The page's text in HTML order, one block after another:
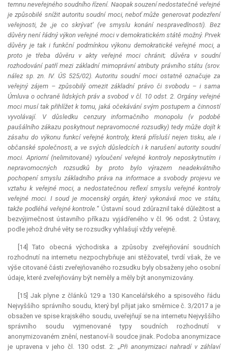
temnu neveřejného soudního řízení. Naopak souzení nedostatečně veřejné
je způsobilé snížit autoritu soudní moci, neboť může generovatpodezření
veřejnosti, že ‚je co skrývat‘ (ve smyslu konání nespravedlnosti). Bez
důvěry není řádný výkon veřejné moci v demokratickém státě možný. Prvek
důvěry je tak i funkční podmínkou výkonu demokratické veřejné moci, a
proto je třeba důvěru v akty veřejné moci chránit; důvěra v soudní
rozhodování patří mezi základní mimoprávní atributy právního státu (srov.
nález sp. zn. IV. ÚS 525/02). Autoritu soudní moci ostatně označuje za
veřejný zájem – způsobilý omezit základní právo či svobodu – i sama
Úmluva o ochraně lidských práv a svobod v čl. 10 odst. 2. Orgány veřejné
moci musí tak přihlížet k tomu, jaká očekávání svým postupem a činností
vyvolávají. V důsledku cenzury informačního monopolu (v podobě
paušálního zákazu poskytnout nepravomocné rozsudky) tedy může dojít k
zásahu do výkonu funkcí veřejné kontroly, která přísluší nejen tisku, ale i
občanské společnosti, a ve svých důsledcích i k narušení autority soudní
moci. Apriorní (nelimitované) vyloučení veřejné kontroly neposkytnutím i
nepravomocných rozsudků by proto bylo výrazem neadekvátního
pochopení smyslu základního práva na informace a svobody projevu ve
vztahu k veřejné moci, a nedostatečnou reflexí smyslu veřejné kontroly
veřejné moci. I soud je mocenský orgán, který vykonává moc ve státu,
takže podléhá veřejné kontrole.“ Ústavní soud zdůraznil také důležitost a
bezvýjimečnost ústavního příkazu vyjádřeného v čl. 96 odst. 2 Ústavy,
podle jehož druhé věty se rozsudky vyhlašují vždy veřejně.
[14] Tato obecná východiska a způsoby zveřejňování soudních
rozhodnutí na internetu nezpochybňuje ani stěžovatel, tvrdí však, že ve
výše citované části zveřejňovaného rozsudku byly obsaženy jeho osobní
údaje, které zveřejňovány být neměly a měly být anonymizovány.
[15] Jak plyne z článků 129 a 130 Kancelářského a spisového řádu
Nejvyššího správního soudu, který byl přijat jako směrnice č. 3/2017 a je
obsažen ve spise krajského soudu, uveřejňují se na internetu Nejvyššího
správního soudu vyjmenované typy soudních rozhodnutí v
anonymizovaném znění, nestanoví-li soudce jinak. Podoba anonymizace
je upravena v jeho čl. 130 odst. 2: „Při anonymizaci nahradí v záhlaví